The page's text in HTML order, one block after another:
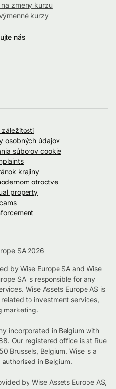
zmeny kurzu
kurzy
nás
záležitosti
osobných údajov
súborov cookie
krajiny
otroctve
property
SA 2026
by Wise Europe SA and Wise
SA is responsible for any
Wise Assets Europe AS is
to investment services,
marketing.
incorporated in Belgium with
Our registered office is at Rue
Brussels, Belgium. Wise is a
in Belgium.
by Wise Assets Europe AS,